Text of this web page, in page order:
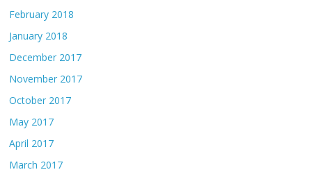
February 2018
January 2018
December 2017
November 2017
October 2017
May 2017
April 2017
March 2017